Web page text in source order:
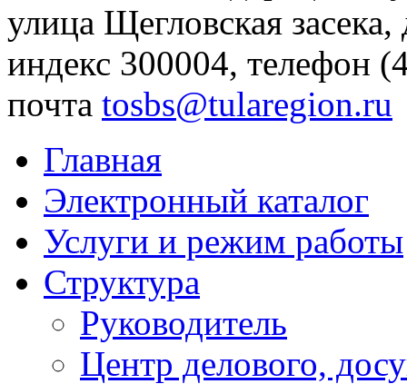
улица Щегловская
индекс 300004, телефон
почта tosbs@tularegion.ru
Главная
Электронный каталог
Услуги и режим работы
Структура
Руководитель
Центр делового,